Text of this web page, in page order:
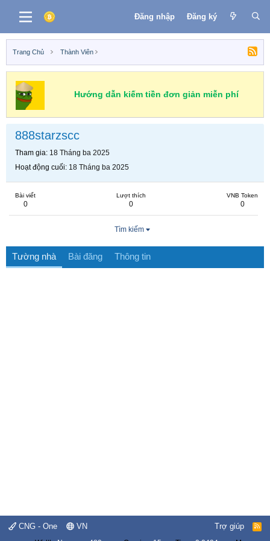
Đăng nhập Đăng ký
Trang Chủ Thành Viên
Hướng dẫn kiếm tiền đơn giản miễn phí
888starzscc
Tham gia 18 Tháng ba 2025
Hoạt động cuối 18 Tháng ba 2025
Bài viết
0
Lượt thích
0
VNB Token
0
Tìm kiếm
Tường nhà Bài đăng Thông tin
CNG - One VN Trợ giúp
R